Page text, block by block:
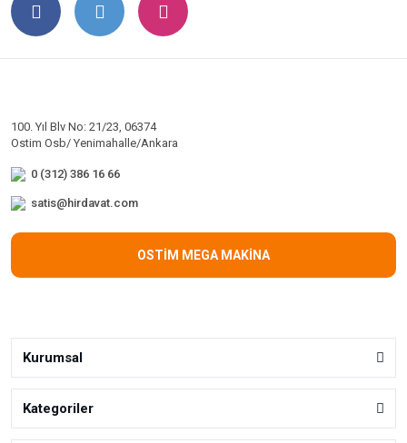
100. Yıl Blv No: 21/23, 06374
Ostim Osb/ Yenimahalle/Ankara
0 (312) 386 16 66
satis@hirdavat.com
OSTİM MEGA MAKİNA
Kurumsal
Kategoriler